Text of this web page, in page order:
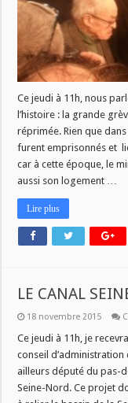
Ce jeudi à 11h, nous
l’histoire : la grande
réprimée. Rien que
furent emprisonnés et
car à cette époque, le
aussi son logement …
Lire plus
LE CANAL
18 novembre 2015
Ce jeudi à 11h, je
conseil d’administration
ailleurs député du pas-
Seine-Nord. Ce projet